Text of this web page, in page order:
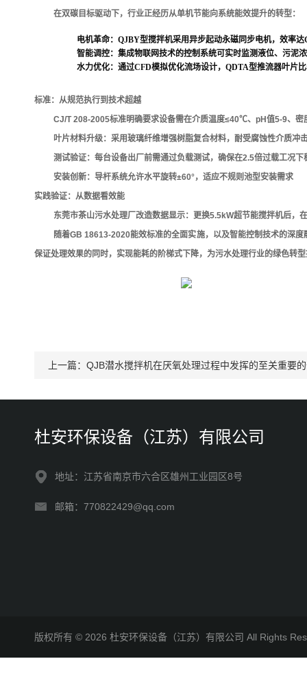
在双碳目标驱动下，行业正经历从单机节能向系统能效提升的转型：
电机革命：QJBY型搅拌机采用异步起动永磁同步电机，效率
智能调控：集成物联网技术的控制系统可实时监测液位、污泥
水力优化：通过CFD模拟优化流场设计，QDTA型推流器叶片
标准：从规范执行到技术超越
CJ/T 208-2005标准明确要求设备需在介质温度≤40℃、pH值5-9、
叶片材料升级：采用玻璃纤维增强树脂复合材料，耐受腐蚀性介质冲
测试验证：每台设备出厂前需通过负载测试，确保在2.5倍过载工况下
安装创新：导杆系统允许水平旋转±60°，适应不规则池型安装需求
实践验证：从数据看效能
东莞市茶山污水处理厂改造数据显示：更换5.5kW超节能搅拌机后，
随着GB 18613-2020能效标准的全面实施，以及智能控制技术的深
保证处理效果的同时，实现能耗的阶梯式下降，为污水处理行业的绿色转
上一篇： QJB潜水搅拌机在厌氧处理过程中发挥的至关重要
杜安环保设备（江苏）有限公司
地址：江苏省南京市六合区雄州工业园区8号
邮箱：770822429@qq.com
版权所有 © 2026 杜安环保设备（江苏）有限公司 All Rights